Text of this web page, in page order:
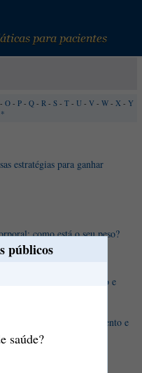
públicos
saúde?
- O - P - Q - R - S - T - U - V - W - X - Y
*
estratégias para ganhar
como está o seu peso?
diagnóstico, tratamento e
diagnóstico, tratamento e
em relação aos adultos?